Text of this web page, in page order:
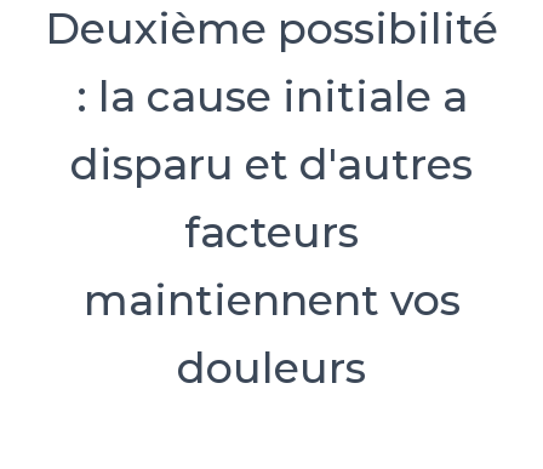
Deuxième possibilité
: la cause initiale a
disparu et d'autres
facteurs
maintiennent vos
douleurs